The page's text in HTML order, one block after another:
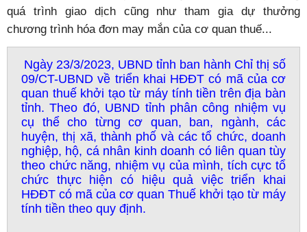
quá trình giao dịch cũng như tham gia dự thưởng
chương trình hóa đơn may mắn của cơ quan thuế...
Ngày 23/3/2023, UBND tỉnh ban hành Chỉ thị số
09/CT-UBND về triển khai HĐĐT có mã của cơ
quan thuế khởi tạo từ máy tính tiền trên địa bàn
tỉnh. Theo đó, UBND tỉnh phân công nhiệm vụ
cụ thể cho từng cơ quan, ban, ngành, các
huyện, thị xã, thành phố và các tổ chức, doanh
nghiệp, hộ, cá nhân kinh doanh có liên quan tùy
theo chức năng, nhiệm vụ của mình, tích cực tổ
chức thực hiện có hiệu quả việc triển khai
HĐĐT có mã của cơ quan Thuế khởi tạo từ máy
tính tiền theo quy định.